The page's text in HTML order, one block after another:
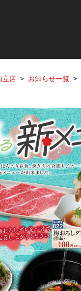
立店 お知らせ一覧